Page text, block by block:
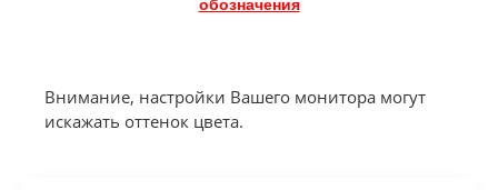
обозначения
Внимание, настройки Вашего монитора могут
искажать оттенок цвета.